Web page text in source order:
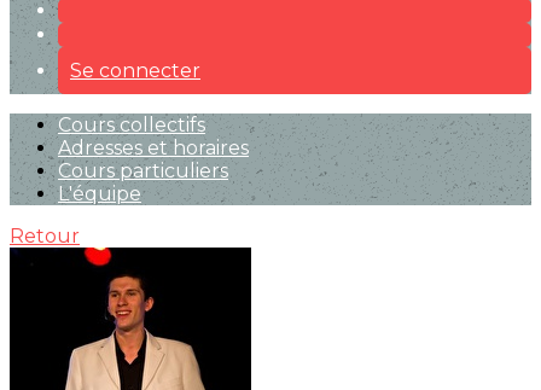
Se connecter
Cours collectifs
Adresses et horaires
Cours particuliers
L'équipe
Retour